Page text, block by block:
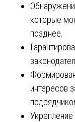
которые
позднее.
интересов
Укрепление